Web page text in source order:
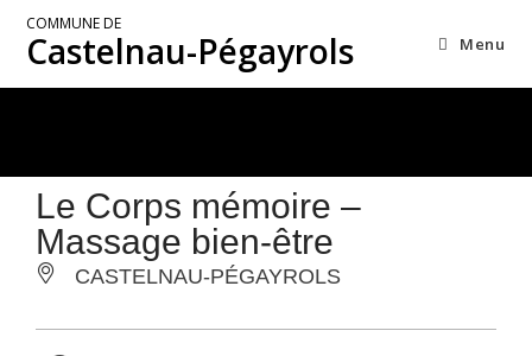
COMMUNE DE
Castelnau-Pégayrols Menu
Le Corps mémoire –
Massage bien-être
CASTELNAU-PÉGAYROLS